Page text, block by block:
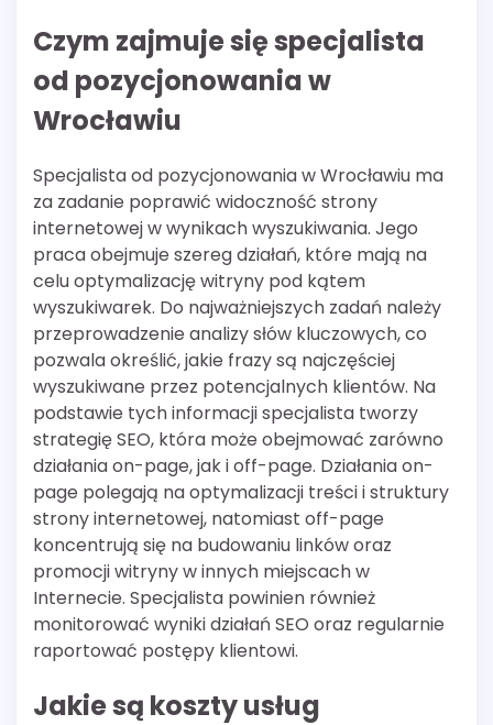
Czym zajmuje się specjalista
od pozycjonowania w
Wrocławiu
Specjalista od pozycjonowania w Wrocławiu ma
za zadanie poprawić widoczność strony
internetowej w wynikach wyszukiwania. Jego
praca obejmuje szereg działań, które mają na
celu optymalizację witryny pod kątem
wyszukiwarek. Do najważniejszych zadań należy
przeprowadzenie analizy słów kluczowych, co
pozwala określić, jakie frazy są najczęściej
wyszukiwane przez potencjalnych klientów. Na
podstawie tych informacji specjalista tworzy
strategię SEO, która może obejmować zarówno
działania on-page, jak i off-page. Działania on-
page polegają na optymalizacji treści i struktury
strony internetowej, natomiast off-page
koncentrują się na budowaniu linków oraz
promocji witryny w innych miejscach w
Internecie. Specjalista powinien również
monitorować wyniki działań SEO oraz regularnie
raportować postępy klientowi.
Jakie są koszty usług